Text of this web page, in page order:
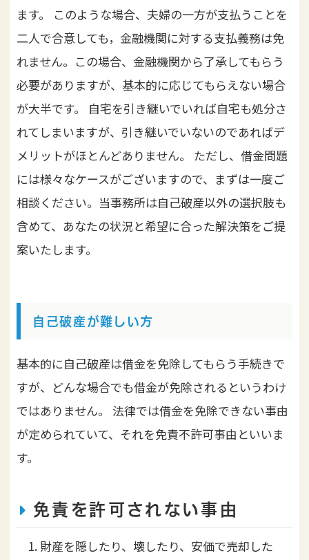
ます。
このような場合、夫婦の一方が支払うことを
二人で合意しても，金融機関に対する支払義務は免
れません。この場合、金融機関から了承してもらう
必要がありますが、基本的に応じてもらえない場合
が大半です。
自宅を引き継いでいれば自宅も処分さ
れてしまいますが、引き継いでいないのであればデ
メリットがほとんどありません。
ただし、借金問題
には様々なケースがございますので、まずは一度ご
相談ください。当事務所は自己破産以外の選択肢も
含めて、あなたの状況と希望に合った解決策をご提
案いたします。
自己破産が難しい方
基本的に自己破産は借金を免除してもらう手続きで
すが、どんな場合でも借金が免除されるというわけ
ではありません。
法律では借金を免除できない事由
が定められていて、それを免責不許可事由といいま
す。
免責を許可されない事由
財産を隠したり、壊したり、安価で売却した